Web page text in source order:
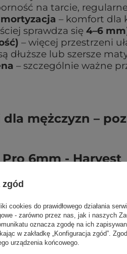
na tarcie,
– komfort dla
sprawdza się 4–6 mm
– więcej przestrzeni
dłuższe lub szersze
– szczególnie ważne
mężczyzn –
6mm - Harvest
cookies do prawidłowego działania
- zarówno przez nas, jak i naszych
oznacza zgodę na ich
w zakładkę „Konfiguracja zgód”.
urządzenia końcowego.